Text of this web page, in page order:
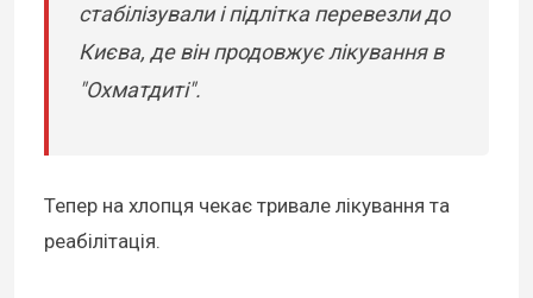
стабілізували і підлітка перевезли до
Києва, де він продовжує лікування в
"Охматдиті".
Тепер на хлопця чекає тривале лікування та
реабілітація.